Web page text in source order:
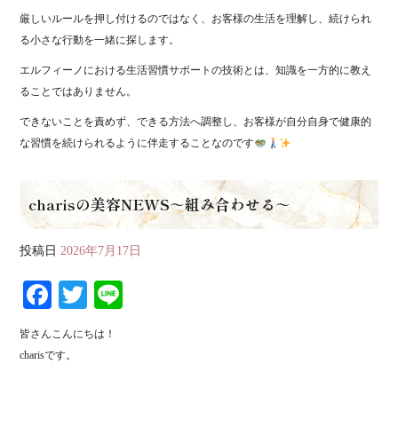
厳しいルールを押し付けるのではなく、お客様の生活を理解し、続けられ
る小さな行動を一緒に探します。
エルフィーノにおける生活習慣サポートの技術とは、知識を一方的に教え
ることではありません。
できないことを責めず、できる方法へ調整し、お客様が自分自身で健康的
な習慣を続けられるように伴走することなのです
charisの美容NEWS～組み合わせる～
投稿日 2026年7月17日
Fa
ce
bo
T
wi
皆さんこんにちは！
charisです。